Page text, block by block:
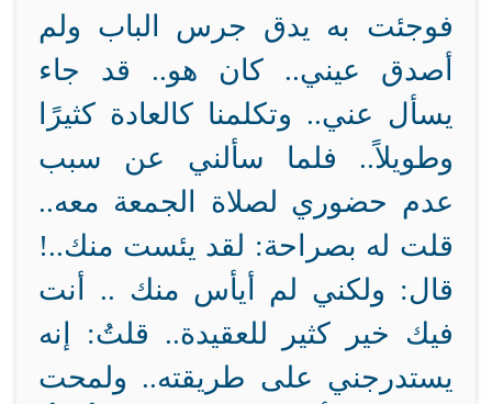
فوجئت به يدق جرس الباب ولم
أصدق عيني.. كان هو.. قد جاء
يسأل عني.. وتكلمنا كالعادة كثيرًا
وطويلاً.. فلما سألني عن سبب
عدم حضوري لصلاة الجمعة معه..
قلت له بصراحة: لقد يئست منك..!
قال: ولكني لم أيأس منك .. أنت
فيك خير كثير للعقيدة.. قلتُ: إنه
يستدرجني على طريقته.. ولمحت